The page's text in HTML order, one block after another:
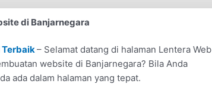
di Banjarnegara
Terbaik– Selamat datang di halaman Lentera Web
website di Banjarnegara? Bila Anda
ada dalam halaman yang tepat.